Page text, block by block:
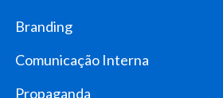
Branding
Comunicação Interna
Propaganda